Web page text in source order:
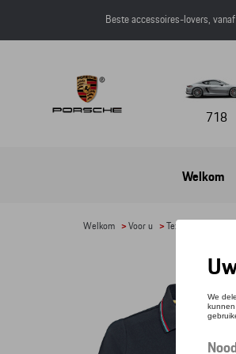
Beste accessoires-lovers,
718
Welkom
Welkom >Voor u >Textiel